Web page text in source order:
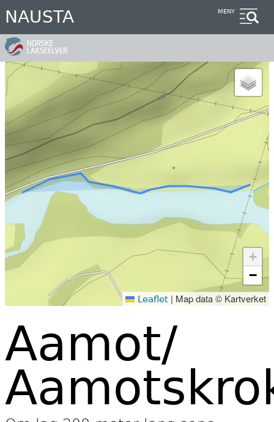
Hopp
til
hovedinnhold
NAUSTA MENY
+
−
Leaflet | Map data © Kartverket
Aamot/